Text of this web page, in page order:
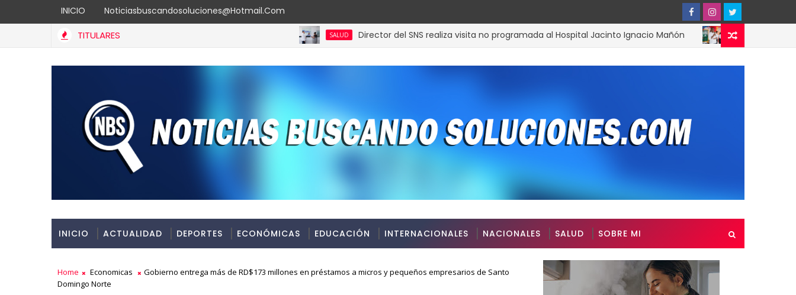
INICIO Noticiasbuscandosoluciones@hotmail.com
TITULARES SALUD Director del SNS realiza visita no programada al Hospital Jacinto Ignacio Mañón ACTUALIDAD
INICIO ACTUALIDAD DEPORTES ECONÓMICAS EDUCACIÓN INTERNACIONALES NACIONALES SALUD SOBRE MI
Home Economicas
Gobierno entrega más de RD$173 millones en préstamos a micros y pequeños empresarios de Santo
Domingo Norte